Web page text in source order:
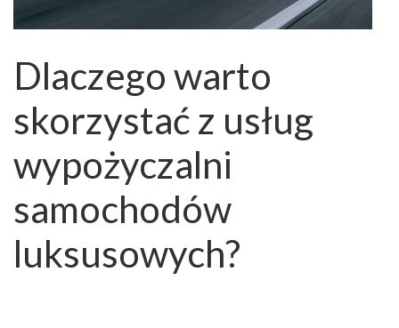
Dlaczego warto
skorzystać z usług
wypożyczalni
samochodów
luksusowych?